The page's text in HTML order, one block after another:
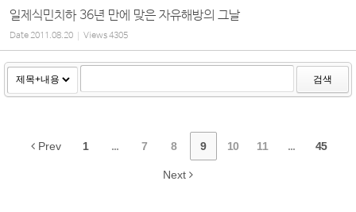
일제식민치하 36년 만에 맞은 자유해방의 그날
Date2011.08.20 Views4305
검색
Prev 1 ... 7 8 9 10 11 ... 45
Next